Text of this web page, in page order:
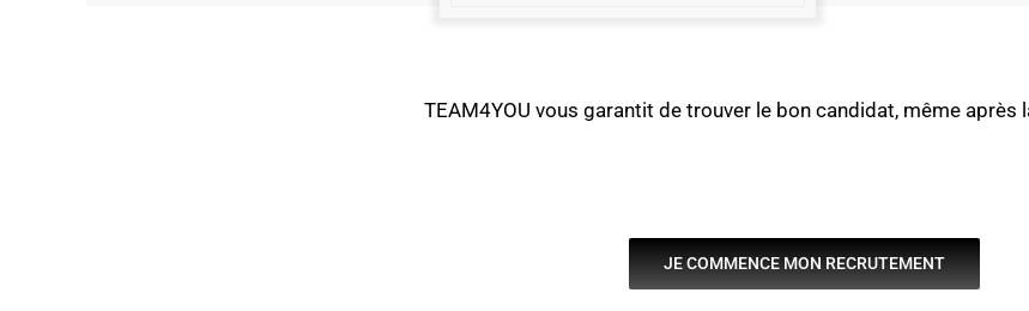
TEAM4YOU vous garantit de trouver le bon candidat, même après
JE COMMENCE MON RECRUTEMENT